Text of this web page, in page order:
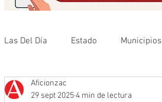
Las Del Día Estado Municipios
Que no se olvide
Aficionzac
29 sept 20254 min de lectura